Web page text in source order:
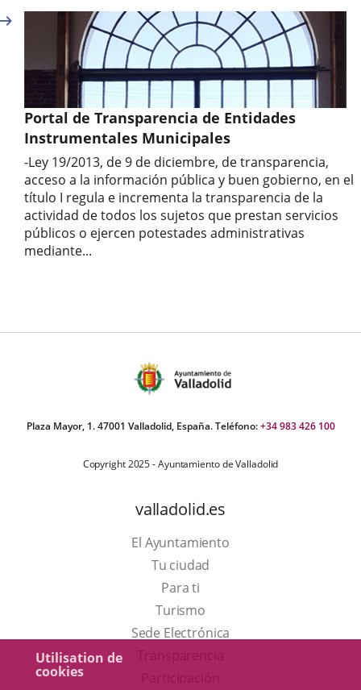
Utilisation de
cookies
Portal de Transparencia de Entidades
Instrumentales Municipales
-Ley 19/2013, de 9 de diciembre, de transparencia,
acceso a la información pública y buen gobierno, en el
título I regula e incrementa la transparencia de la
actividad de todos los sujetos que prestan servicios
públicos o ejercen potestades administrativas
mediante...
Plaza Mayor, 1. 47001 Valladolid, España. Teléfono:+34 983 426 100
Copyright 2025 - Ayuntamiento de Valladolid
valladolid.es
El Ayuntamiento
Tu ciudad
Para ti
TurismoEste
enlace
Sede Electrónica